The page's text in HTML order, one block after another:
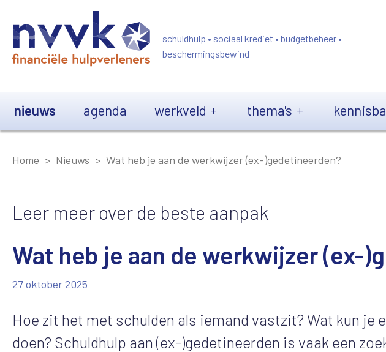
schuldhulp • sociaal krediet • budgetbeheer •
beschermingsbewind
nieuws agenda werkveld thema's
Home Nieuws Wat heb je aan de werkwijzer (ex-)gedetineerden?
Leer meer over de beste aanpak
Wat heb je aan de werkwijzer (ex-
27 oktober 2025
Hoe zit het met schulden als iemand vastzit? Wat kun je
doen? Schuldhulp aan (ex-)gedetineerden is vaak een